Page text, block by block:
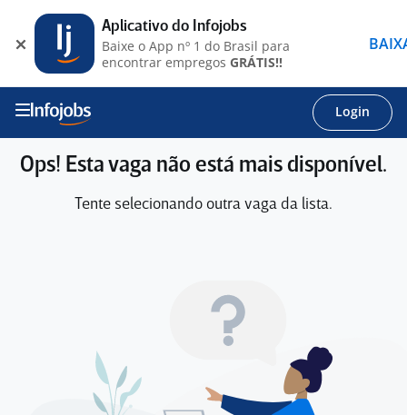
Login
Ops! Esta vaga não está mais disponível.
Tente selecionando outra vaga da lista.
Aplicativo do Infojobs
Baixe o App nº 1 do Brasil para
encontrar empregos GRÁTIS!!